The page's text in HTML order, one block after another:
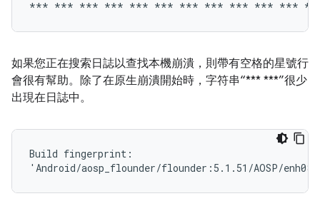
如果您正在搜索日誌以查找本機崩潰，則帶有空格的星號行
會很有幫助。除了在原生崩潰開始時，字符串“*** ***”很少
出現在日誌中。
Build fingerprint: